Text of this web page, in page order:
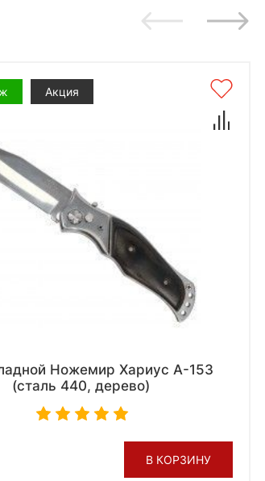
Акция
Ножемир Хариус A-153
(сталь 440, дерево)
В КОРЗИНУ